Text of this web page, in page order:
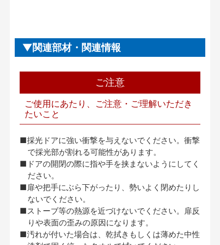
関連部材・関連情報
ご注意
ご使用にあたり、ご注意・ご理解いただき
たいこと
■採光ドアに強い衝撃を与えないでください。衝撃
で採光部が割れる可能性があります。
■ドアの開閉の際に指や手を挟まないようにしてく
ださい。
■扉や把手にぶら下がったり、勢いよく閉めたりし
ないでください。
■ストーブ等の熱源を近づけないでください。扉反
りや表面の歪みの原因になります。
■汚れが付いた場合は、乾拭きもしくは薄めた中性